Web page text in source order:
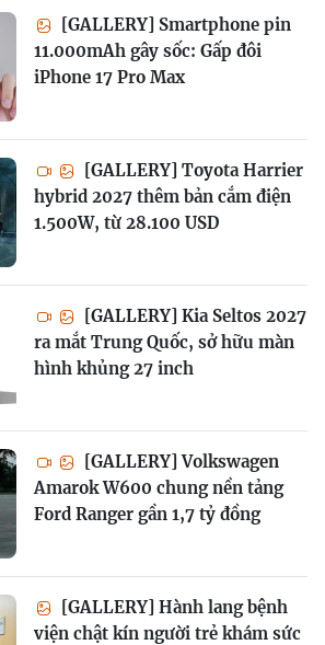
[GALLERY] Smartphone pin
11.000mAh gây sốc: Gấp đôi
iPhone 17 Pro Max
[GALLERY] Toyota Harrier
hybrid 2027 thêm bản cắm điện
1.500W, từ 28.100 USD
[GALLERY] Kia Seltos 2027
ra mắt Trung Quốc, sở hữu màn
hình khủng 27 inch
[GALLERY] Volkswagen
Amarok W600 chung nền tảng
Ford Ranger gần 1,7 tỷ đồng
[GALLERY] Hành lang bệnh
viện chật kín người trẻ khám sức